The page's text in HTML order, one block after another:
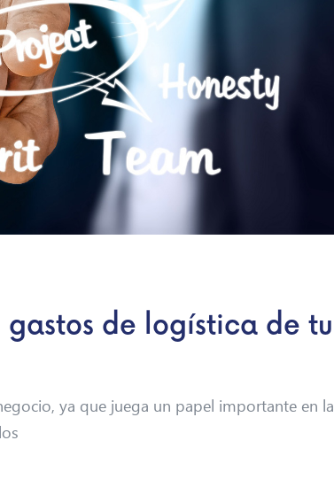
de logística de tu
ya que juega un papel importante en la